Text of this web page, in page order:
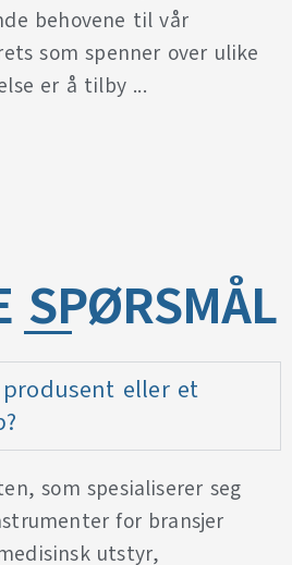
behovene til vår
som spenner over ulike
er å tilby ...
SPØRSMÅL
eller et
som spesialiserer seg
for bransjer
utstyr,